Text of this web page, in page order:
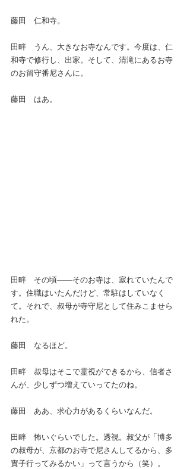
藤田　仁和寺。
田畔　うん、大きなお寺なんです。今度は、仁
和寺で修行し、出家。そして、清滝にあるお寺
のお留守番尼さんに。
藤田　はあ。
田畔　その頃――そのお寺は、寂れていたんで
す。住職はいたんだけど、常駐はしていなく
て。それで、叔母が寺守尼として住みこませら
れた。
藤田　なるほど。
田畔　叔母はそこで霊視ができるから、信者さ
んが、少しずつ増えていってたのね。
藤田　ああ、求心力があるくらいなんだ。
田畔　怖いぐらいでした。透視。叔父が「博多
の叔母が、京都のお寺で尼さんしてるから、多
實子行ってみるかい」って言うから（笑）。